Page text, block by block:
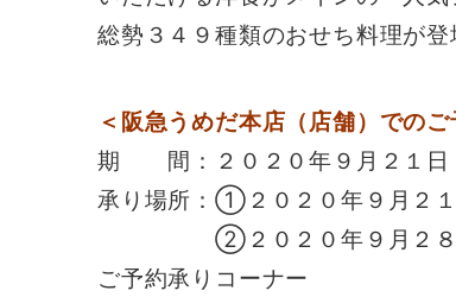
総勢３４９種類のおせち料理が登
＜阪急うめだ本店（店舗）でのご
期 間：２０２０年９月２１日
承り場所：①２０２０年９月２
②２０２０年９月２８日（
ご予約承りコーナー